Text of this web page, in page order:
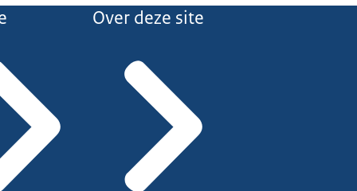
Over deze site